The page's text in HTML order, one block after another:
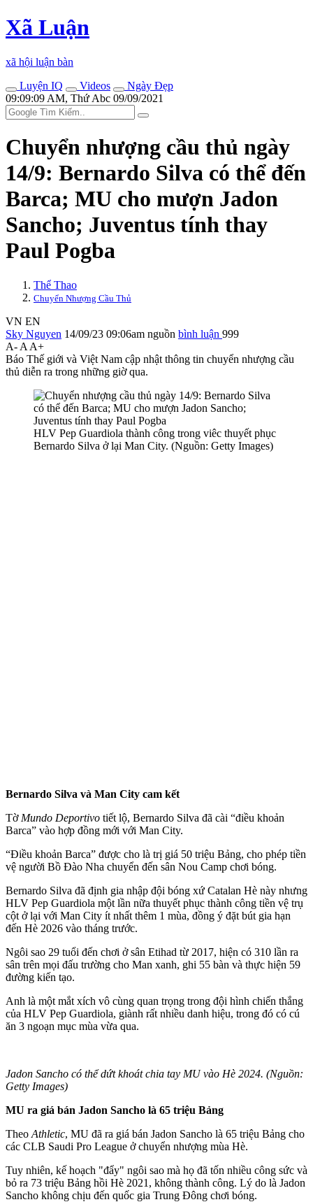
Xã Luận
xã hội luận bàn
Luyện IQ
Videos
Ngày Đẹp
09:09:09 AM, Thứ Abc 09/09/2021
Chuyển nhượng cầu thủ ngày
14/9: Bernardo Silva có thể đến
Barca; MU cho mượn Jadon
Sancho; Juventus tính thay
Paul Pogba
Thể Thao
Chuyển Nhượng Cầu Thủ
VN EN
Sky Nguyen 14/09/23 09:06am nguồn bình luận 999
A- A A+
Báo Thế giới và Việt Nam cập nhật thông tin chuyển nhượng cầu
thủ diễn ra trong những giờ qua.
HLV Pep Guardiola thành công trong viêc thuyết phục
Bernardo Silva ở lại Man City. (Nguồn: Getty Images)
Bernardo Silva và Man City cam kết
Tờ Mundo Deportivo tiết lộ, Bernardo Silva đã cài “điều khoản
Barca” vào hợp đồng mới với Man City.
“Điều khoản Barca” được cho là trị giá 50 triệu Bảng, cho phép tiền
vệ người Bồ Đào Nha chuyển đến sân Nou Camp chơi bóng.
Bernardo Silva đã định gia nhập đội bóng xứ Catalan Hè này nhưng
HLV Pep Guardiola một lần nữa thuyết phục thành công tiền vệ trụ
cột ở lại với Man City ít nhất thêm 1 mùa, đồng ý đặt bút gia hạn
đến Hè 2026 vào tháng trước.
Ngôi sao 29 tuổi đến chơi ở sân Etihad từ 2017, hiện có 310 lần ra
sân trên mọi đấu trường cho Man xanh, ghi 55 bàn và thực hiện 59
đường kiến tạo.
Anh là một mắt xích vô cùng quan trọng trong đội hình chiến thắng
của HLV Pep Guardiola, giành rất nhiều danh hiệu, trong đó có cú
ăn 3 ngoạn mục mùa vừa qua.
Jadon Sancho có thể dứt khoát chia tay MU vào Hè 2024. (Nguồn:
Getty Images)
MU ra giá bán Jadon Sancho là 65 triệu Bảng
Theo Athletic, MU đã ra giá bán Jadon Sancho là 65 triệu Bảng cho
các CLB Saudi Pro League ở chuyển nhượng mùa Hè.
Tuy nhiên, kế hoạch "đẩy" ngôi sao mà họ đã tốn nhiều công sức và
bỏ ra 73 triệu Bảng hồi Hè 2021, không thành công. Lý do là Jadon
Sancho không chịu đến quốc gia Trung Đông chơi bóng.